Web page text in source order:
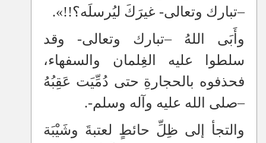
–تبارك وتعالى- غيرَكَ ليُرسلَه؟!!».
وأَبَى اللهُ–تبارك وتعالى- وقد
سلطوا عليه الغِلمان والسفهاء،
فحذفوه بالحجارةِ حتى دُمِّيَت عَقِبُهُ
–صلى الله عليه وآله وسلم-.
والتجأ إلى ظِلِّ حائطٍ لعتبةَ وشَيْبَة